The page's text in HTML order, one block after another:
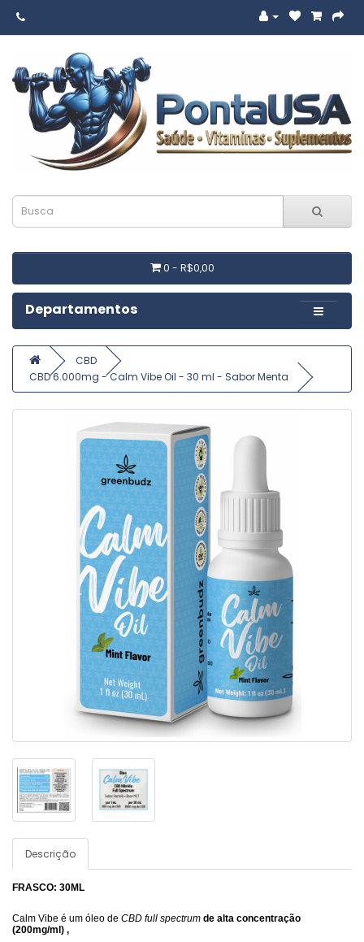
0 - R$0,00
Departamentos
CBD
CBD 6.000mg - Calm Vibe Oil - 30 ml - Sabor Menta
Descrição
FRASCO: 30ML
Calm Vibe é um óleo de CBD full spectrum de alta concentração
(200mg/ml) ,